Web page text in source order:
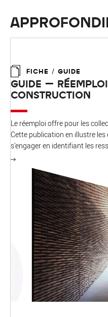
FICHE / GUIDE
GUIDE –
CONSTRUCTION
Le réemploi offre pour les
Cette publication en illustre
s’engager en identifiant les